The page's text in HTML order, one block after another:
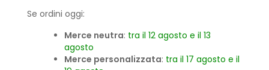
Se ordini oggi:
Merce neutra: tra il 12 agosto e il 13
agosto
Merce personalizzata: tra il 17 agosto e il